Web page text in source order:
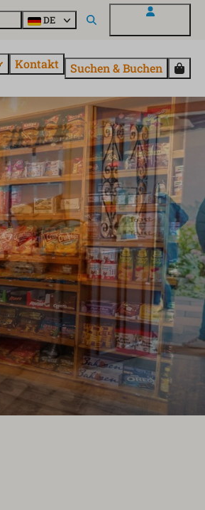
DE
Kontakt Suchen & Buchen